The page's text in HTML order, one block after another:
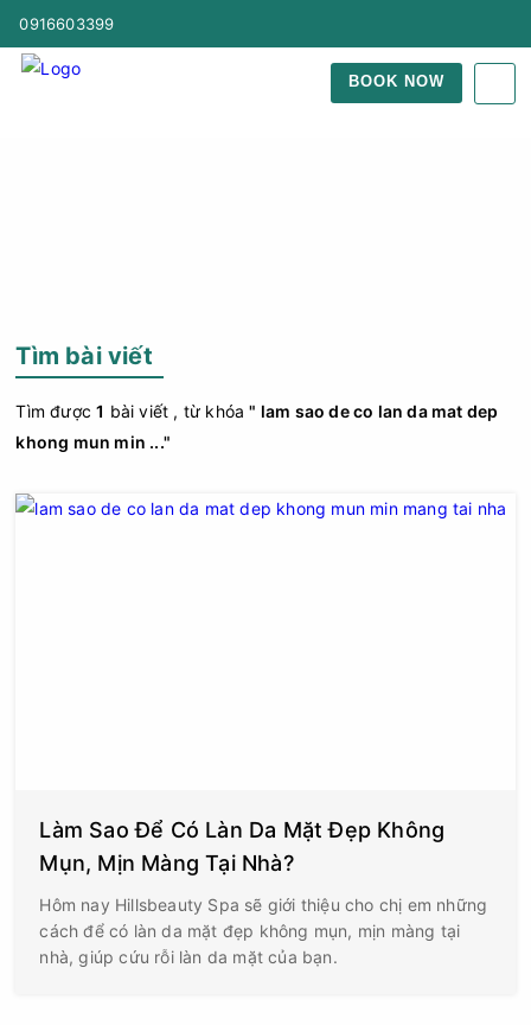
0916603399
BOOK NOW
Tìm bài viết
Tìm được1 bài viết , từ khóa" lam sao de co lan da mat dep
khong mun min ..."
Làm Sao Để Có Làn Da Mặt Đẹp Không
Mụn, Mịn Màng Tại Nhà?
Hôm nay Hillsbeauty Spa sẽ giới thiệu cho chị em những
cách để có làn da mặt đẹp không mụn, mịn màng tại
nhà, giúp cứu rỗi làn da mặt của bạn.